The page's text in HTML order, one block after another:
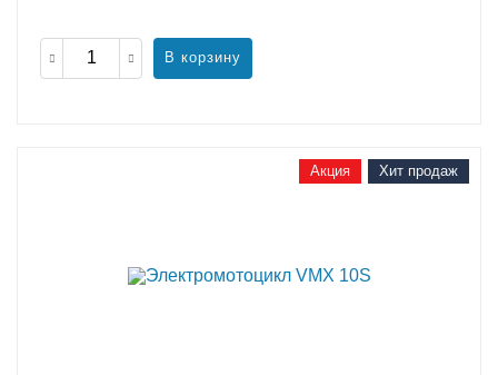
В корзину
Акция Хит продаж